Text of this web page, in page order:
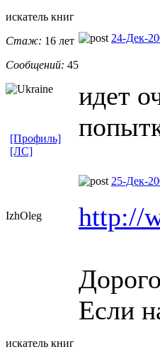
искатель книг
Стаж: 16 лет
Сообщений: 45
24-Дек-
идет
[Профиль]
[ЛС]
IzhOleg
25-Дек-
http://
Если
искатель книг